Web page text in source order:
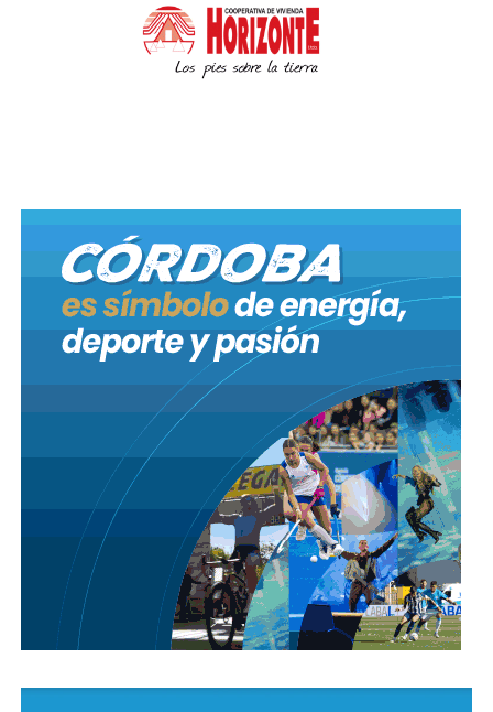
secuestros – Ciudad: Córdoba.
En las últimas horas, personal del Departamento
Coordinación de Brigadas Civiles realizó
allanamientos en domicilios de barrios Bajo
Pueyrredón, Las Violetas, Parque Ituzaingó, San
Martín, San Roque, Santa Isabel 2º Sección y en una
galería céntrica. Tales procedimientos culminaron
con la detención de ocho personas por supuesta
autoría de diferentes delitos y el secuestro de dos
armas de fuego, 10 motocicletas, tres automóviles, 37
teléfonos celulares, dos tablets, autopartes, 13 plantas
de marihuana, una balanza, herramientas y
elementos varios.